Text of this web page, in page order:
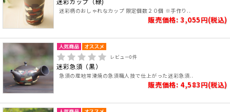
迷彩柄のおしゃれなカップ 限定個数２０個 ※手作り..
販売価格: 3,055円(税込)
レビュー0件
迷彩急須（黒）
急須の産地常滑焼の急須職人技で仕上がった迷彩急須..
販売価格: 4,583円(税込)